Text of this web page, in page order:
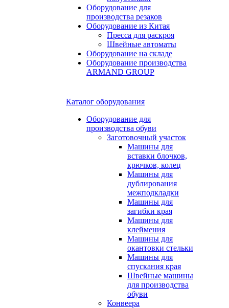
Оборудование для
производства резаков
Оборудование из Китая
Пресса для раскроя
Швейные автоматы
Оборудование на складе
Оборудование производства
ARMAND GROUP
Каталог оборудования
Оборудование для
производства обуви
Заготовочный участок
Машины для
вставки блочков,
крючков, колец
Машины для
дублирования
межподкладки
Машины для
загибки края
Машины для
клеймения
Машины для
окантовки стельки
Машины для
спускания края
Швейные машины
для производства
обуви
Конвеера